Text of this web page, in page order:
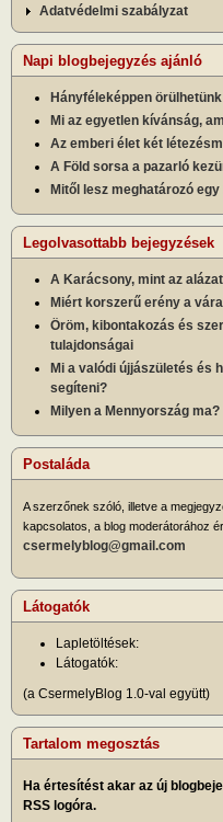
Adatvédelmi szabályzat
Napi blogbejegyzés ajánló
Hányféleképpen
Mi az egyetlen kívánság,
Az emberi élet két
A Föld sorsa a pazarló
Mitől lesz meghatározó
Legolvasottabb bejegyzések
A Karácsony, mint az
Miért korszerű erény a
Öröm, kibontakozás és
tulajdonságai
Mi a valódi újjászületés és
segíteni?
Milyen a Mennyország ma?
Postaláda
A szerzőnek szóló, illetve a
kapcsolatos, a blog moderátorához
csermelyblog@gmail.com
Látogatók
Lapletöltések:
Látogatók:
(a CsermelyBlog 1.0-val együtt)
Tartalom megosztás
Ha értesítést akar az új
RSS logóra.